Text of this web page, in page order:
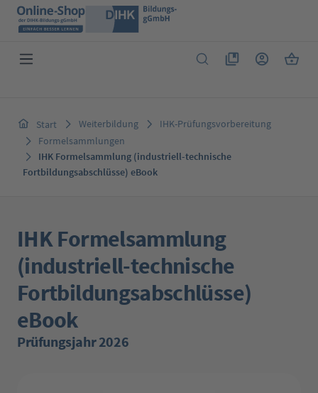
Zum Hauptinhalt springen
Du hast 0 Produkte
Start Weiterbildung
IHK-Prüfungsvorbereitung
Formelsammlungen
IHK Formelsammlung (industriell-technische
Fortbildungsabschlüsse) eBook
IHK Formelsammlung
(industriell-technische
Fortbildungsabschlüsse)
eBook
Prüfungsjahr 2026